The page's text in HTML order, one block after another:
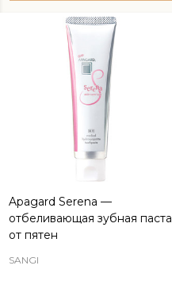
Apagard Serena —
отбеливающая зубная паста
от пятен
SANGI